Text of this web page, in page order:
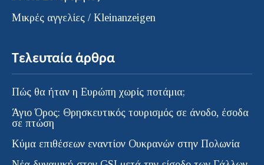
Μικρές αγγελίες / Kleinanzeigen
Τελευταία άρθρα
Πώς θα ήταν η Ευρώπη χωρίς ποτάμια;
Άγιο Όρος: Θρησκευτικός τουρισμός σε άνοδο, έσοδα
σε πτώση
Κύμα επιθέσεων εναντίον Ουκρανών στην Πολωνία